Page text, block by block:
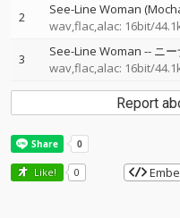
2
See-Line Woman
wav,flac,alac: 16bit/
3 See-Line Woman -- ニ
wav,flac,alac: 16bit/
Report
Like! 0